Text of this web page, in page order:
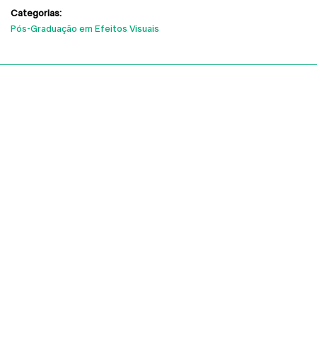
Categorias:
Pós-Graduação em Efeitos Visuais